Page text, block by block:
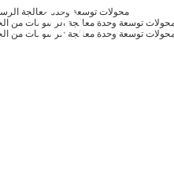
محولات توسعة وحدة معالجة
توسعة وحدة معالجة الرسومات من